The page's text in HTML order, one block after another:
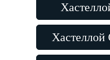
Хастеллой